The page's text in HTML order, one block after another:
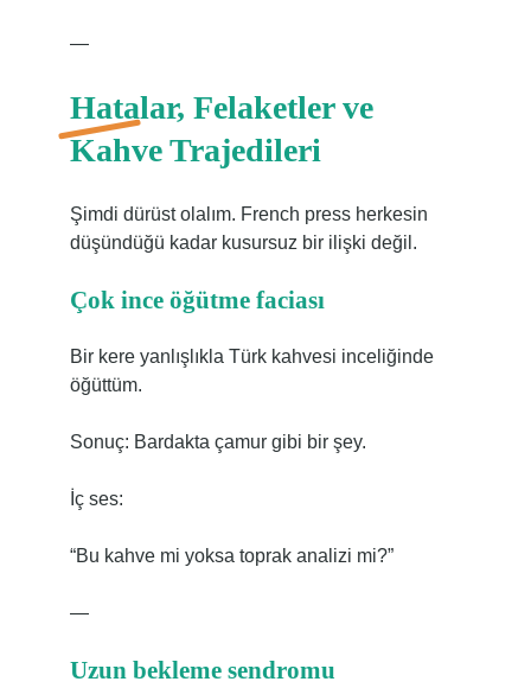
—
Hatalar, Felaketler ve
Kahve Trajedileri
Şimdi dürüst olalım. French press herkesin
düşündüğü kadar kusursuz bir ilişki değil.
Çok ince öğütme faciası
Bir kere yanlışlıkla Türk kahvesi inceliğinde
öğüttüm.
Sonuç: Bardakta çamur gibi bir şey.
İç ses:
“Bu kahve mi yoksa toprak analizi mi?”
—
Uzun bekleme sendromu